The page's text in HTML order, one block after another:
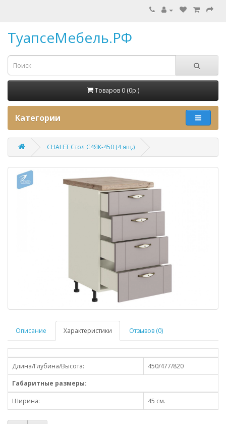
ТуапсеМебель.РФ
Товаров 0 (0p.)
Категории
CHALET Стол С4ЯК-450 (4 ящ.)
Описание Характеристики Отзывов (0)
Длина/Глубина/Высота:
450/477/820
Габаритные размеры:
Ширина: 45 см.